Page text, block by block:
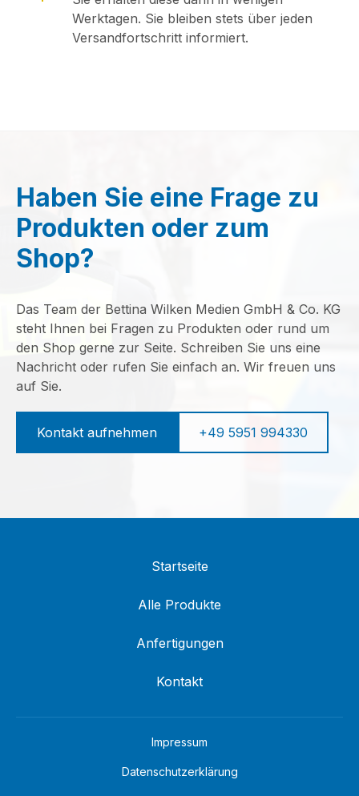
Werktagen. Sie bleiben stets über jeden
Versandfortschritt informiert.
Haben Sie eine Frage zu
Produkten oder zum
Shop?
Das Team der Bettina Wilken Medien GmbH & Co. KG
steht Ihnen bei Fragen zu Produkten oder rund um
den Shop gerne zur Seite. Schreiben Sie uns eine
Nachricht oder rufen Sie einfach an. Wir freuen uns
auf Sie.
Kontakt aufnehmen +49 5951 994330
Startseite
Alle Produkte
Anfertigungen
Kontakt
Impressum
Datenschutzerklärung